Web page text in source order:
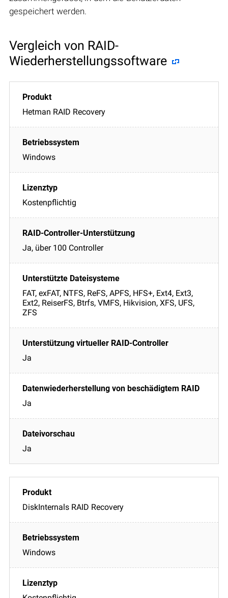
gespeichert werden.
Vergleich von RAID-
Wiederherstellungssoftware
Hetman RAID Recovery
Windows
Kostenpflichtig
Ja, über 100 Controller
FAT, exFAT, NTFS, ReFS, APFS, HFS+, Ext4, Ext3,
Ext2, ReiserFS, Btrfs, VMFS, Hikvision, XFS, UFS,
ZFS
Ja
Ja
Ja
DiskInternals RAID Recovery
Windows